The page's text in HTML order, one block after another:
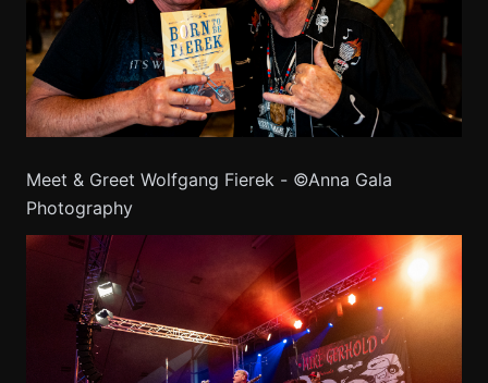
Meet & Greet Wolfgang Fierek - ©Anna Gala
Photography